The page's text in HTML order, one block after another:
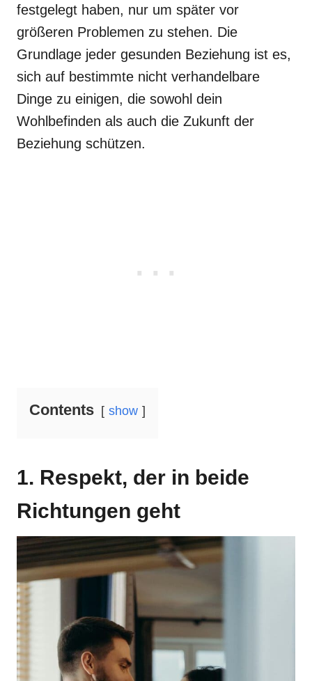
festgelegt haben, nur um später vor
größeren Problemen zu stehen. Die
Grundlage jeder gesunden Beziehung ist es,
sich auf bestimmte nicht verhandelbare
Dinge zu einigen, die sowohl dein
Wohlbefinden als auch die Zukunft der
Beziehung schützen.
Contents show
1. Respekt, der in beide
Richtungen geht